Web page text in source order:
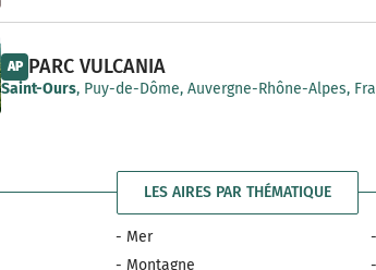
AP PARC VULCANIA
Saint-Ours, Puy-de-Dôme, Auvergne-Rhône-Alpes,
LES AIRES PAR THÉMATIQUE
- Mer
- Montagne